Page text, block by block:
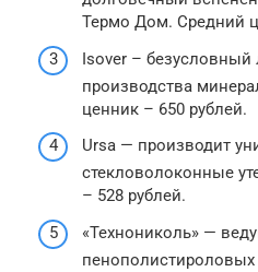
Термо Дом. Средний
Isover – безусловный
производства
ценник – 650 рублей.
Ursa — производит
стекловолоконные
– 528 рублей.
«Технониколь» —